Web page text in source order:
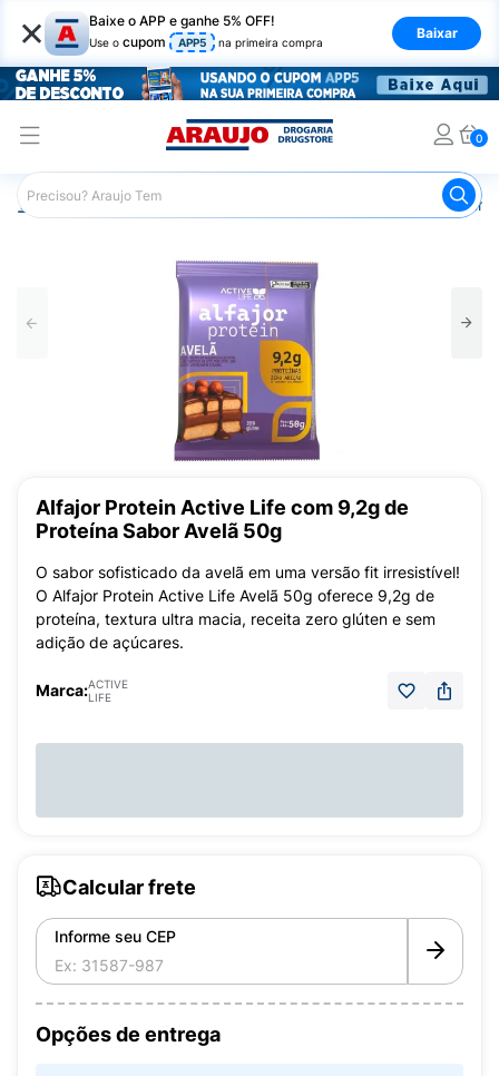
× Baixe o APP e ganhe 5% OFF!
Use o cupom APP5 na primeira compra
Baixar
0
Araujo Mercado Bolos e
Alfajor Protein Active Life com 9,2g de
Proteína Sabor Avelã 50g
O sabor sofisticado da avelã em uma versão fit irresistível!
O Alfajor Protein Active Life Avelã 50g oferece 9,2g de
proteína, textura ultra macia, receita zero glúten e sem
adição de açúcares.
Marca:ACTIVE
LIFE
Calcular frete
Informe seu CEP
Opções de entrega